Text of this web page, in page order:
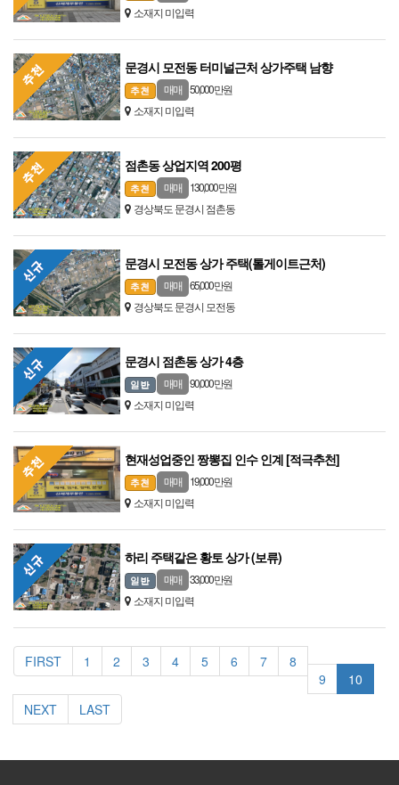
소재지 미입력
문경시 모전동 터미널근처 상가주택 남향
매매
50,000 만원
소재지 미입력
점촌동 상업지역 200평
매매
130,000 만원
경상북도 문경시 점촌동
문경시 모전동 상가 주택(톨게이트근처)
매매
65,000 만원
경상북도 문경시 모전동
문경시 점촌동 상가 4층
매매
90,000 만원
소재지 미입력
현재성업중인 짱뽕집 인수 인계 [적극추천]
매매
19,000 만원
소재지 미입력
하리 주택같은 황토 상가 (보류)
매매
33,000 만원
소재지 미입력
FIRST 1 2 3 4 5 6 7
8
9
10
NEXT
LAST